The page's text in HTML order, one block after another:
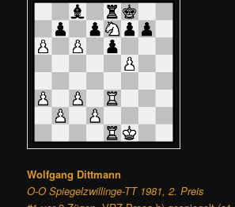
Wolfgang Dittmann
O-O Spiegelzwillinge-TT 1981, 2. Preis